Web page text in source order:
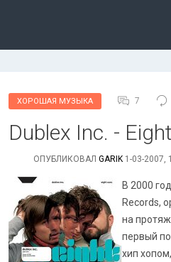
ХОРОШАЯ МУЗЫКА 7
Dublex Inc. -
ОПУБЛИКОВАЛ GARIK 1-03-2007,
В 2000
Records,
на
первый
хип